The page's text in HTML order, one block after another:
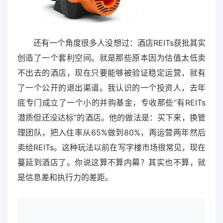
还有一个角度很多人没想过：酒店REITs获批其实
创造了一个套利空间。就是那些原本因为估值太低卖
不出去的酒店，现在只要能够被验证稳定运营，就有
了一个公开的退出渠道。我认识的一个投资人，去年
底专门成立了一个小的并购基金，专收那些“有REITs
潜质但还没达标”的酒店。他的做法是：买下来，换管
理团队，把入住率从65%做到80%，再运营两年然后
卖给REITs。这种玩法以前在写字楼市场很常见，现在
蔓延到酒店了。你说这算不算内幕？其实也不算，就
是信息差和执行力的差距。